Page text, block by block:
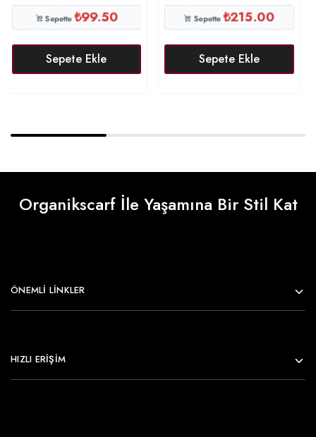
Sepette₺99.50
Sepete Ekle
Sepette₺215.00
Sepete Ekle
Organikscarf İle Yaşamına Bir Stil Kat
ÖNEMLI LINKLER
HIZLI ERİŞİM